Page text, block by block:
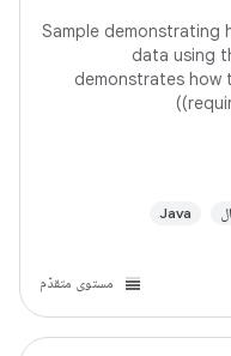
Sample demonstrating
data using
demonstrates how
Java
مستوى متقدّم